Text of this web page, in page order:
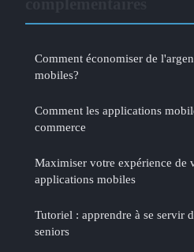
Comment économiser de
mobiles?
Comment les applications
commerce
Maximiser votre expérience de
applications mobiles
Tutoriel : apprendre à se servir
seniors